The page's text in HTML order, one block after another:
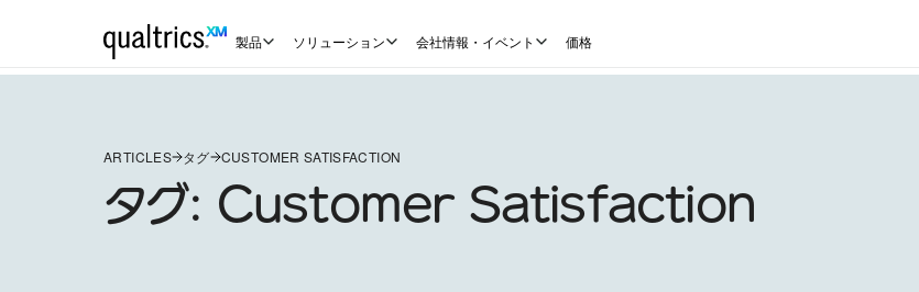
製品 ソリューション 会社情報・イベント 価格
ARTICLES タグ CUSTOMER SATISFACTION
タグ: Customer Satisfaction